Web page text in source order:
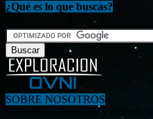
¿Qué es lo que buscas?
SOBRE NOSOTROS
«Investigar, descubrir y difundir